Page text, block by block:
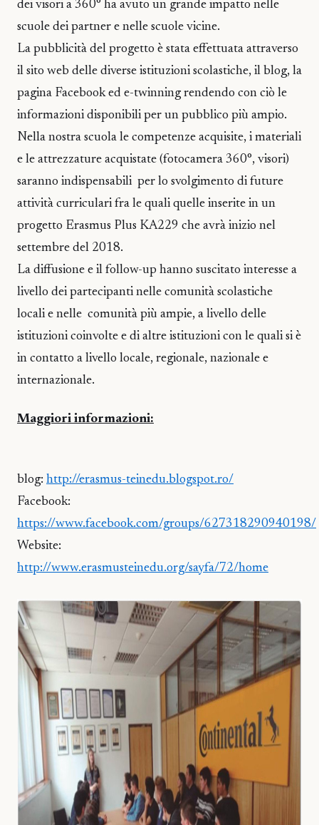
dei visori a 360° ha avuto un grande impatto nelle
scuole dei partner e nelle scuole vicine.
La pubblicità del progetto è stata effettuata attraverso
il sito web delle diverse istituzioni scolastiche, il blog, la
pagina Facebook ed e-twinning rendendo con ciò le
informazioni disponibili per un pubblico più ampio.
Nella nostra scuola le competenze acquisite, i materiali
e le attrezzature acquistate (fotocamera 360°, visori)
saranno indispensabili per lo svolgimento di future
attività curriculari fra le quali quelle inserite in un
progetto Erasmus Plus KA229 che avrà inizio nel
settembre del 2018.
La diffusione e il follow-up hanno suscitato interesse a
livello dei partecipanti nelle comunità scolastiche
locali e nelle comunità più ampie, a livello delle
istituzioni coinvolte e di altre istituzioni con le quali si è
in contatto a livello locale, regionale, nazionale e
internazionale.
Maggiori informazioni:
blog: http://erasmus-teinedu.blogspot.ro/
Facebook:
https://www.facebook.com/groups/627318290940198/
Website:
http://www.erasmusteinedu.org/sayfa/72/home